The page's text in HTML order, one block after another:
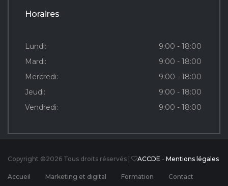
Horaires
Lundi:
9:00 - 18:00
Mardi:
9:00 - 18:00
Mercredi:
9:00 - 18:00
Jeudi:
9:00 - 18:00
Vendredi:
9:00 - 18:00
Copyright ©2026 Tous droits réservés | ACCDE - Mentions légales
Accueil Marketing et digital Formation Contact